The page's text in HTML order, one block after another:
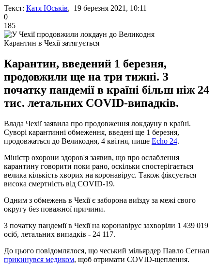
Текст: Катя Юськів, 19 березня 2021, 10:11
0
185
Карантин в Чехії затягується
Карантин, введений 1 березня,
продовжили ще на три тижні. З
початку пандемії в країні більш ніж 24
тис. летальних COVID-випадків.
Влада Чехії заявила про продовження локдауну в країні.
Суворі карантинні обмеження, введені ще 1 березня,
продовжаться до Великодня, 4 квітня, пише Echo 24.
Міністр охорони здоров'я заявив, що про ослаблення
карантину говорити поки рано, оскільки спостерігається
велика кількість хворих на коронавірус. Також фіксується
висока смертність від COVID-19.
Одним з обмежень в Чехії є заборона виїзду за межі свого
округу без поважної причини.
З початку пандемії в Чехії на коронавірус захворіли 1 439 019
осіб, летальних випадків - 24 117.
До цього повідомлялося, що чеський мільярдер Павло Сегнал
прикинувся медиком, щоб отримати COVID-щеплення.